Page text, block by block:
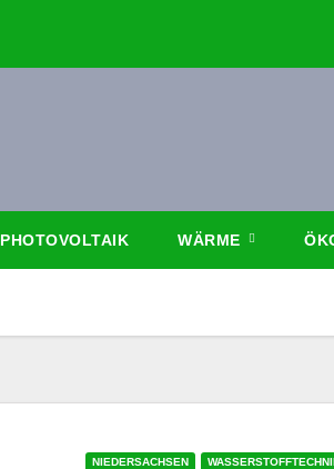
PHOTOVOLTAIK WÄRME
NIEDERSACHSEN